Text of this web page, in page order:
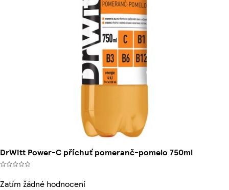
DrWitt Power-C příchuť pomeranč-pomelo 750ml
Zatím žádné hodnocení